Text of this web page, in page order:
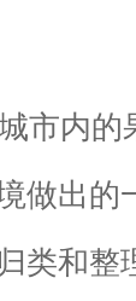
市内
做出的
类和整